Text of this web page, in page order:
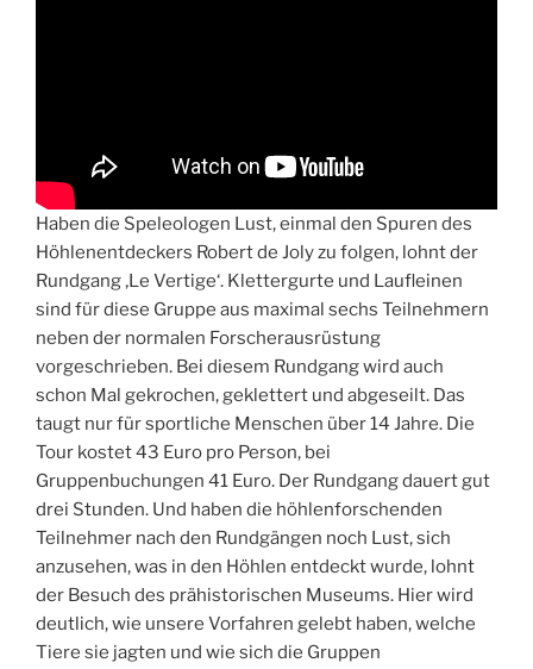
Haben die Speleologen Lust, einmal den Spuren des
Höhlenentdeckers Robert de Joly zu folgen, lohnt der
Rundgang ‚Le Vertige‘. Klettergurte und Laufleinen
sind für diese Gruppe aus maximal sechs Teilnehmern
neben der normalen Forscherausrüstung
vorgeschrieben. Bei diesem Rundgang wird auch
schon Mal gekrochen, geklettert und abgeseilt. Das
taugt nur für sportliche Menschen über 14 Jahre. Die
Tour kostet 43 Euro pro Person, bei
Gruppenbuchungen 41 Euro. Der Rundgang dauert gut
drei Stunden. Und haben die höhlenforschenden
Teilnehmer nach den Rundgängen noch Lust, sich
anzusehen, was in den Höhlen entdeckt wurde, lohnt
der Besuch des prähistorischen Museums. Hier wird
deutlich, wie unsere Vorfahren gelebt haben, welche
Tiere sie jagten und wie sich die Gruppen